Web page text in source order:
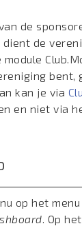
de
dient de
module
bent,
kan je via
en niet via
op het
. Op